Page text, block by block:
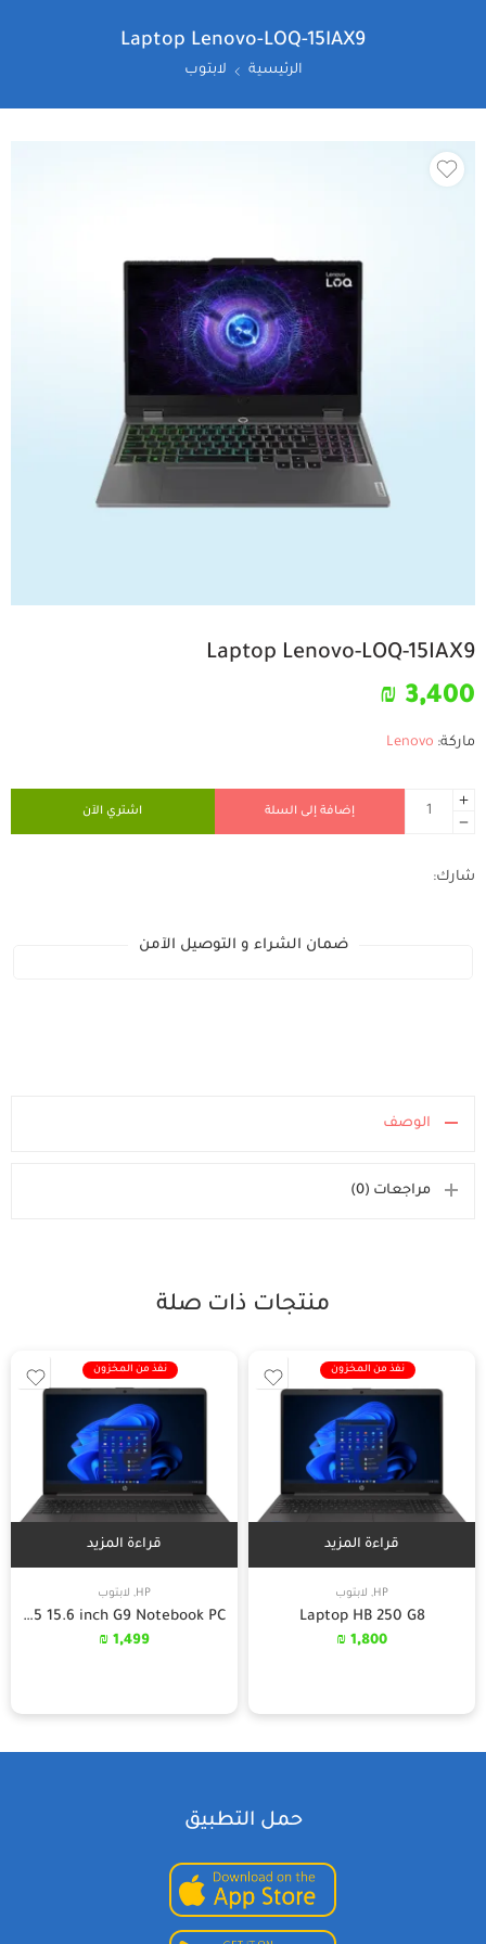
Laptop Lenovo-LOQ-15IAX9
الرئيسية لابتوب
Laptop Lenovo-LOQ-15IAX9
3,400
₪
ماركة: Lenovo
إضافة إلى السلة اشتري الآن
شارك:
ضمان الشراء و التوصيل الآمن
الوصف
مراجعات (0)
منتجات ذات صلة
نفذ من المخزون
قراءة المزيد
HP
, لابتوب
Laptop HB 250 G8
1,800
₪
نفذ من المخزون
قراءة المزيد
HP
, لابتوب
HP 255 15.6 inch G9 Notebook PC
1,499
₪
حمل التطبيق